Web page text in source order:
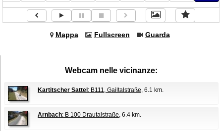
Mappa Fullscreen Guarda
Webcam nelle vicinanze:
Kartitscher Sattel : B111, Gailtalstraße, 6.1 km.
Arnbach: B 100 Drautalstraße, 6.4 km.